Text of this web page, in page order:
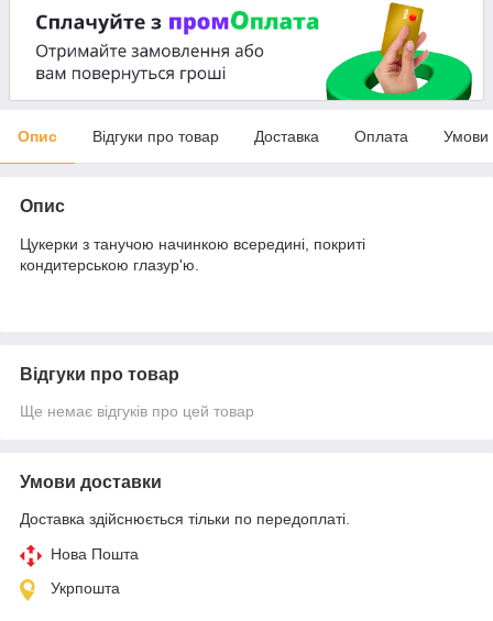
Опис Відгуки про товар Доставка Оплата Умови
Опис
Цукерки з танучою начинкою всередині, покриті
кондитерською глазур'ю.
Відгуки про товар
Ще немає відгуків про цей товар
Умови доставки
Доставка здійснюється тільки по передоплаті.
Нова Пошта
Укрпошта